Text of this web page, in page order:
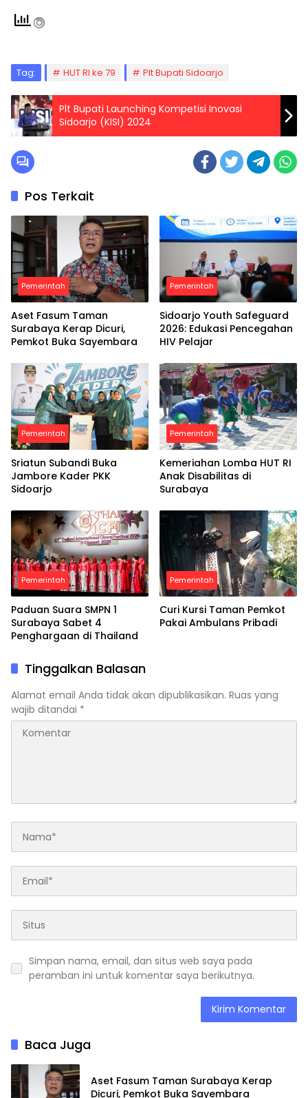
Tag: HUT RI ke 79 Plt Bupati Sidoarjo
Plt Bupati Launching Kompetisi Inovasi
Sidoarjo (KISI) 2024
Pos Terkait
Pemerintah
Aset Fasum Taman
Surabaya Kerap Dicuri,
Pemkot Buka Sayembara
Pemerintah
Sidoarjo Youth Safeguard
2026: Edukasi Pencegahan
HIV Pelajar
Pemerintah
Sriatun Subandi Buka
Jambore Kader PKK
Sidoarjo
Pemerintah
Kemeriahan Lomba HUT RI
Anak Disabilitas di
Surabaya
Pemerintah
Paduan Suara SMPN 1
Surabaya Sabet 4
Penghargaan di Thailand
Pemerintah
Curi Kursi Taman Pemkot
Pakai Ambulans Pribadi
Tinggalkan Balasan
Alamat email Anda tidak akan dipublikasikan. Ruas yang
wajib ditandai *
Simpan nama, email, dan situs web saya pada
peramban ini untuk komentar saya berikutnya.
Baca Juga
Aset Fasum Taman Surabaya Kerap
Dicuri, Pemkot Buka Sayembara